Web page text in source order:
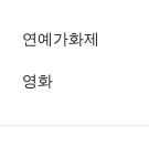
연예가화제
영화